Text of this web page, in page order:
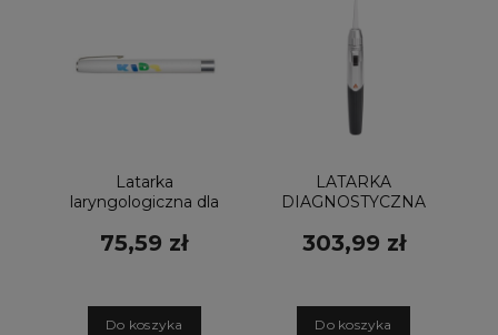
Latarka
laryngologiczna dla
PENLIGHT LED -
75,59 zł
Do koszyka
LATARKA
DIAGNOSTYCZNA
SZTABKĄ
303,99 zł
Do koszyka